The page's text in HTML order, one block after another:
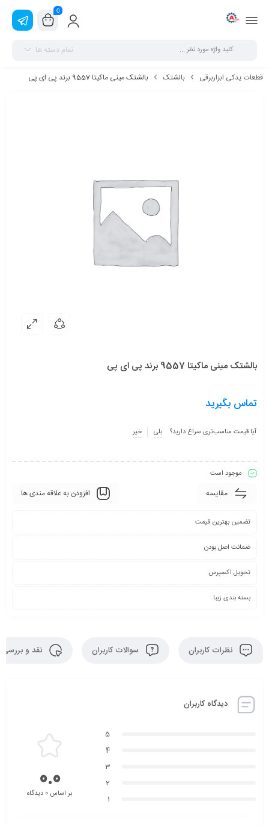
0
تمام دسته ها
قطعات یدکی ابزاربرقی بالشتک بالشتک مینی ماکیتا 9557 برند پی ای پی
بالشتک مینی ماکیتا 9557 برند پی ای پی
تماس بگیرید
آیا قیمت مناسب‌تری سراغ دارید؟ بلی خیر
موجود است
مقایسه افزودن به علاقه مندی ها
تضمین بهترین قیمت
ضمانت اصل بودن
تحویل اکسپرس
بسته بندی زیبا
نظرات کاربران سوالات کاربران نقد و بررسی
دیدگاه کاربران
5
4
3
2
1
0.0بر اساس 0 دیدگاه